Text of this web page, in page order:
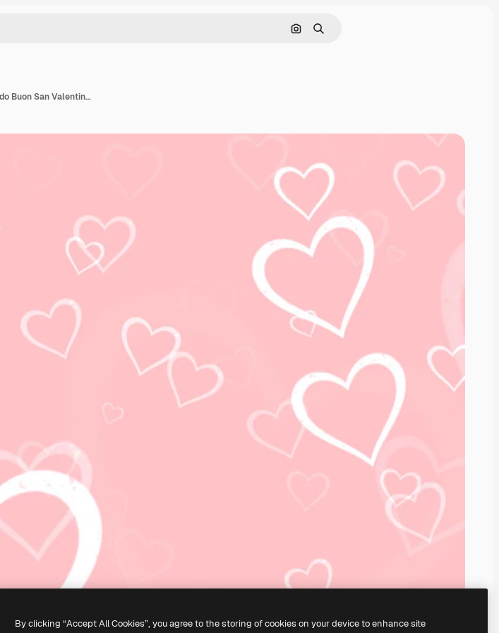
Cerca per immagine
Ricerca
Cuori senza soluzione di continuità spruzzati sullo sfondo Buon San Valentino Decorazione Seamless Pattern
By clicking “Accept All Cookies”, you agree to the storing of cookies on your device to enhance site